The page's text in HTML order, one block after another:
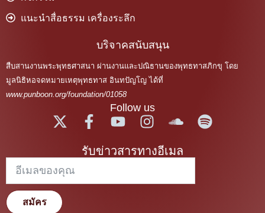
แนะนำสื่อธรรม เครื่องระลึก
บริจาคสนับสนุน
สืบสานงานพระพุทธศาสนา ผ่านงานและปณิธานของพุทธทาสภิกขุ โดย
มูลนิธิหอจดหมายเหตุพุทธทาส อินทปัญโญ ได้ที่
www.punboon.org/foundation/01058
Follow us
รับข่าวสารทางอีเมล
สมัคร